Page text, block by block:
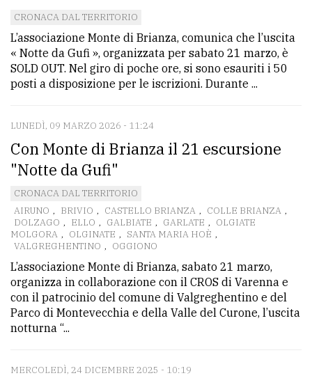
Ricerca
avanzata
TESTATE
PRIVACY
Privacy
policy
Cookie
policy
CRONACA DAL TERRITORIO
L’associazione Monte di Brianza, comunica che l’uscita
« Notte da Gufi », organizzata per sabato 21 marzo, è
SOLD OUT. Nel giro di poche ore, si sono esauriti i 50
posti a disposizione per le iscrizioni. Durante ...
LUNEDÌ, 09 MARZO 2026 - 11:24
Con Monte di Brianza il 21 escursione
"Notte da Gufi"
CRONACA DAL TERRITORIO
AIRUNO , BRIVIO , CASTELLO BRIANZA , COLLE BRIANZA ,
DOLZAGO , ELLO , GALBIATE , GARLATE , OLGIATE
MOLGORA , OLGINATE , SANTA MARIA HOÈ ,
VALGREGHENTINO , OGGIONO
L’associazione Monte di Brianza, sabato 21 marzo,
organizza in collaborazione con il CROS di Varenna e
con il patrocinio del comune di Valgreghentino e del
Parco di Montevecchia e della Valle del Curone, l’uscita
notturna “...
MERCOLEDÌ, 24 DICEMBRE 2025 - 10:19